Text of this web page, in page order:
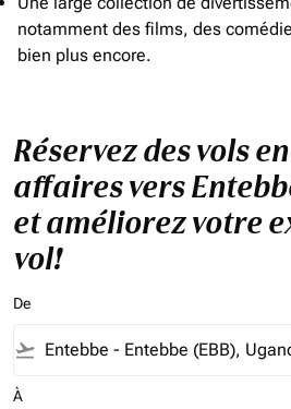
notamment des films, des
bien plus encore.
Réservez des vols
affaires vers
et améliorez votre
vol!
De
flight_takeoff
À